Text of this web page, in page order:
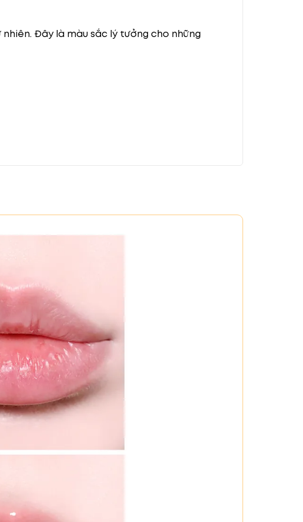
Đây là màu sắc lý tưởng cho những
ngào, ấm áp. Phù hợp cho mọi hoàn cảnh,
cách trang điểm khác nhau. Tạo vẻ ngoài